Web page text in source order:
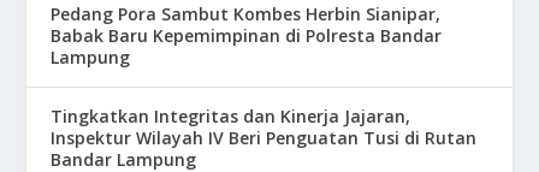
Pedang Pora Sambut Kombes Herbin Sianipar,
Babak Baru Kepemimpinan di Polresta Bandar
Lampung
Tingkatkan Integritas dan Kinerja Jajaran,
Inspektur Wilayah IV Beri Penguatan Tusi di Rutan
Bandar Lampung